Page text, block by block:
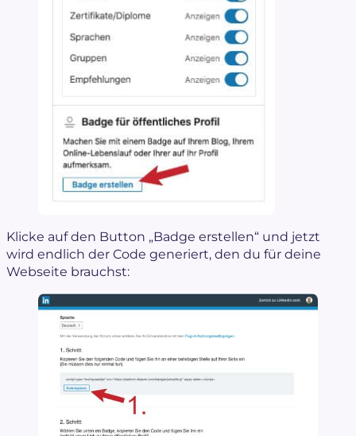
Klicke auf den Button „Badge erstellen“ und jetzt
wird endlich der Code generiert, den du für deine
Webseite brauchst: